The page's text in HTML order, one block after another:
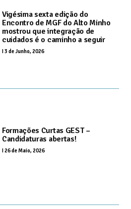
Vigésima sexta edição do
Encontro de MGF do Alto Minho
mostrou que integração de
cuidados é o caminho a seguir
I3 de Junho, 2026
Formações Curtas GEST –
Candidaturas abertas!
26 de Maio, 2026